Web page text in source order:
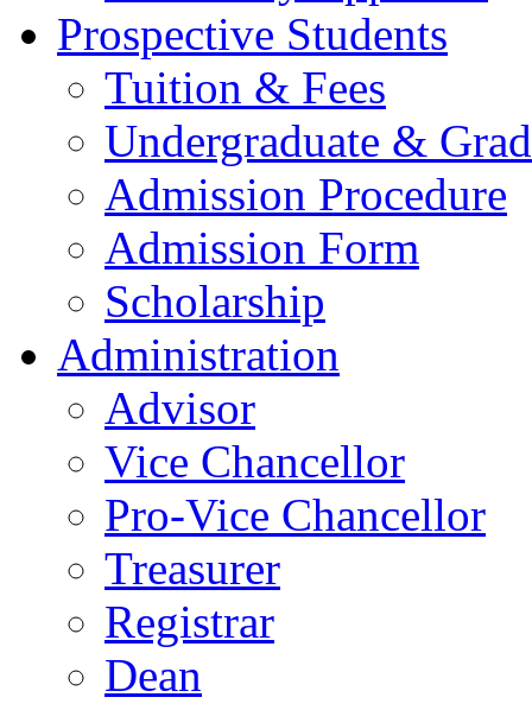
Prospective Students
Tuition & Fees
Undergraduate &
Admission Procedure
Admission Form
Scholarship
Administration
Advisor
Vice Chancellor
Pro-Vice Chancellor
Treasurer
Registrar
Dean